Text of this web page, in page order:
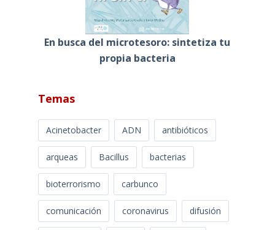
En busca del microtesoro: sintetiza tu
propia bacteria
Temas
Acinetobacter ADN antibióticos
arqueas Bacillus bacterias
bioterrorismo carbunco
comunicación coronavirus difusión